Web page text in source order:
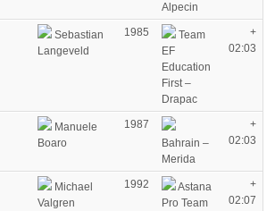
Alpecin
Sebastian
Langeveld
1985
Team
EF
Education
First –
Drapac
+
02:03
Manuele
Boaro
1987
Bahrain –
Merida
+
02:03
Michael
Valgren
1992
Astana
Pro Team
+
02:07